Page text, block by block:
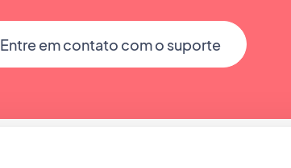
Entre em contato com o suporte